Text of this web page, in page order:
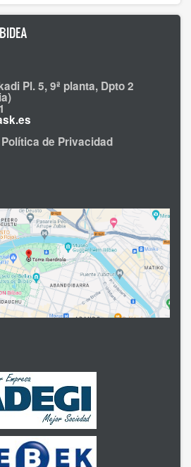
Pl. 5, 9ª planta, Dpto 2
de Privacidad